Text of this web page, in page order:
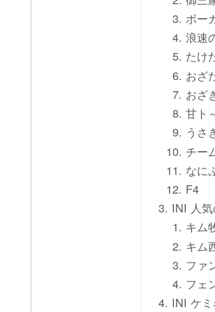
ボー
浪速
たけ
おざ
おざ
甘ト
うさ
チー
なに
F4
INI 人気
キム
キム
ファ
フェ
INI ケ